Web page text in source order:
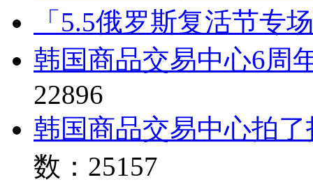
「5.5俄罗斯复活节专
韩国商品交易中心6周
22896
韩国商品交易中心拍
数：25157